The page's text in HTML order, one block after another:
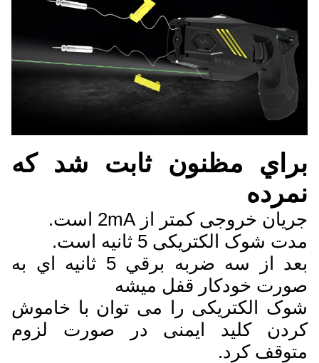
براي مظنون ثابت شد که
نمرده
جریان خروجی کمتر از 2mA است.
مدت شوک الکتریکی 5 ثانیه است.
بعد از سه ضربه برقي 5 ثانيه اي به
صورت خودکار قفل ميشه
شوک الکتریکی را می توان با خاموش
کردن کلید ایمنی در صورت لزوم
متوقف کرد.